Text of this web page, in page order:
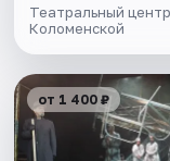
Театральный
Коломенской
от 1 400 ₽